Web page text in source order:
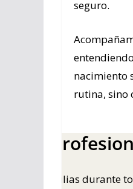
seguro.
nacimiento
rutina, sino
a familias durante